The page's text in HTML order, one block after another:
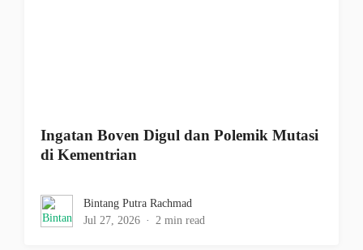
Ingatan Boven Digul dan Polemik Mutasi
di Kementrian
Bintang Putra Rachmad
Jul 27, 2026
2 min read